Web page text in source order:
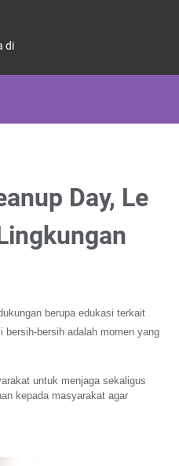
di
Day, Le
berupa edukasi terkait
bersih-bersih adalah momen yang
untuk menjaga sekaligus
kepada masyarakat agar